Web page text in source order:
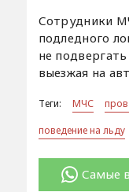
Сотрудники
подледного
не
выезжая на
Теги: МЧС
поведение на льду
Самые